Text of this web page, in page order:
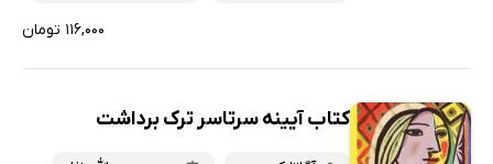
۱۱۶,۰۰۰ تومان
کتاب آیینه سرتاسر ترک برداشت